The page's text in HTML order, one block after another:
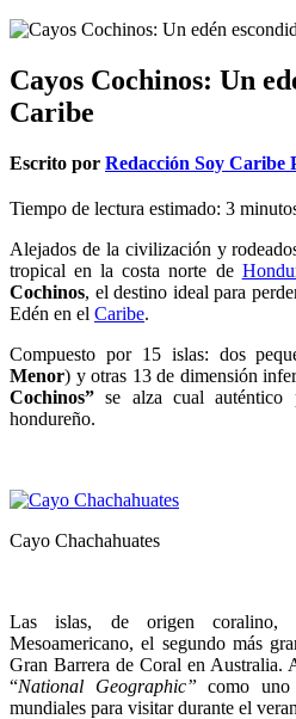
Cayos Cochinos: Un
Caribe
Escrito por Redacción Soy Caribe
Tiempo de lectura estimado: 3
Alejados de la civilización y
tropical en la costa norte de
Cochinos, el destino ideal para
Edén en el Caribe.
Compuesto por 15 islas: dos
Menor) y otras 13 de dimensión
Cochinos” se alza cual auténtico
hondureño.
Cayo Chachahuates
Las islas, de origen coralino,
Mesoamericano, el segundo más
Gran Barrera de Coral en Australia.
“National Geographic” como
mundiales para visitar durante el